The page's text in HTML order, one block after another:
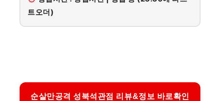
트오더)
순살만공격 성북석관점 리뷰&정보 바로확인